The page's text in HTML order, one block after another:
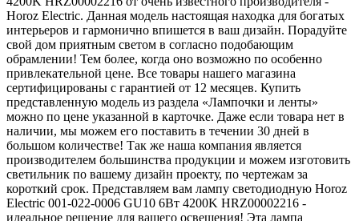
Horoz Electric. Данная модель настоящая находка для богатых
интерьеров и гармонично впишется в ваш дизайн. Порадуйте
свой дом приятным светом в согласно подобающим
обрамлении! Тем более, когда оно возможно по особенно
привлекательной цене. Все товары нашего магазина
сертифицированы с гарантией от 12 месяцев. Купить
представленную модель из раздела «Лампочки и ленты»
можно по цене указанной в карточке. Даже если товара нет в
наличии, мы можем его поставить в течении 30 дней в
большом количестве! Так же наша компания является
производителем большинства продукции и можем изготовить
светильник по вашему дизайн проекту, по чертежам за
короткий срок. Представляем вам лампу светодиодную Horoz
Electric 001-022-0006 GU10 6Вт 4200K HRZ00002216 -
идеальное решение для вашего освещения! Эта лампа